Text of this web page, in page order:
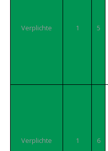
Verplichte 1 5
Verplichte 1 6